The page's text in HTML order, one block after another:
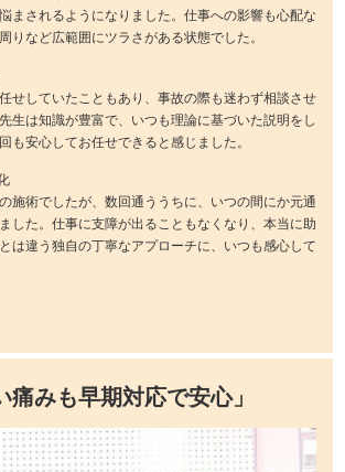
まされるようになりました。仕事への影響も心配な
りなど広範囲にツラさがある状態でした。
せしていたこともあり、事故の際も迷わず相談させ
生は知識が豊富で、いつも理論に基づいた説明をし
も安心してお任せできると感じました。
施術でしたが、数回通ううちに、いつの間にか元通
した。仕事に支障が出ることもなくなり、本当に助
は違う独自の丁寧なアプローチに、いつも感心して
痛みも早期対応で安心」